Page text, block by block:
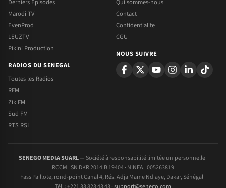
Derniers Episodes
Marodi TV
EvenProd
LEUZTV
Pikini Production
RADIOS DU SENEGAL
Toutes les Radios
RFM
Zik FM
Sud FM
RTS RSI
Qui sommes-nous
Contact
Confidentialite
CGU
NOUS SUIVRE
SENEGO MEDIA SUARL— Société à responsabilité limitée unipersonnelle ·
RCCM : SN DKR 2014.B 19404 · NINEA : 005263819
Fass Paillote, rond-point Canal 4, Rés. Adja Mame Ndiaye, Dakar, Sénégal ·